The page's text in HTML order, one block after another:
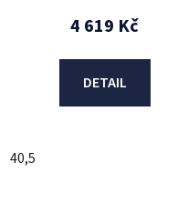
4 619 Kč
DETAIL
40,5